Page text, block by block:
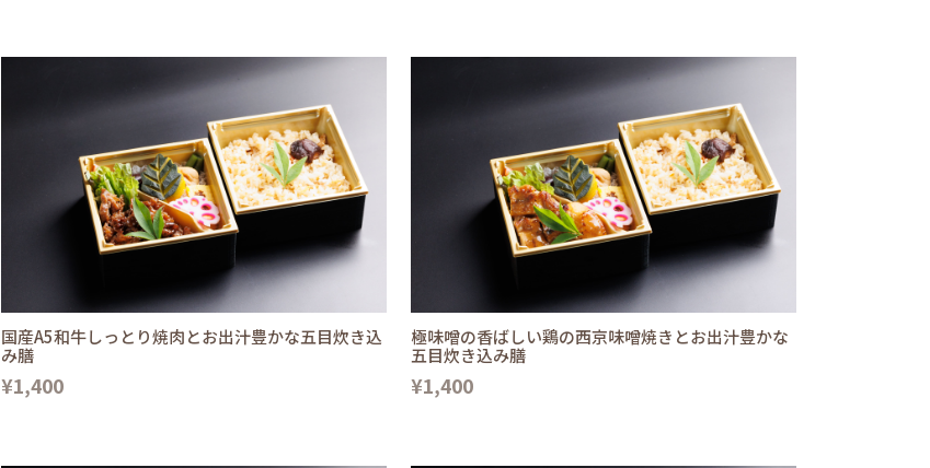
国産A5和牛しっとり焼肉とお出汁豊かな五目炊き込
み膳
¥1,400
極味噌の香ばしい鶏の西京味噌焼きとお出汁豊かな
五目炊き込み膳
¥1,400